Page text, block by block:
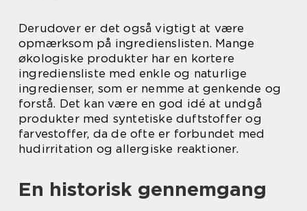
Derudover er det også vigtigt at være
opmærksom på ingredienslisten. Mange
økologiske produkter har en kortere
ingrediensliste med enkle og naturlige
ingredienser, som er nemme at genkende og
forstå. Det kan være en god idé at undgå
produkter med syntetiske duftstoffer og
farvestoffer, da de ofte er forbundet med
hudirritation og allergiske reaktioner.
En historisk gennemgang